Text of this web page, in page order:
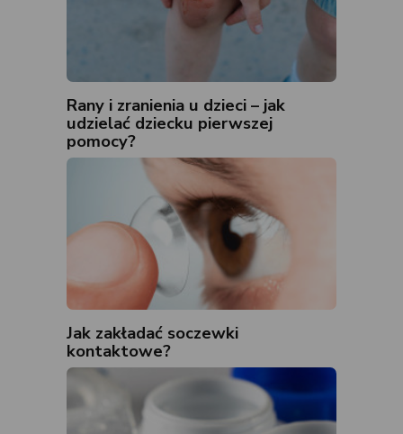
Rany i zranienia u dzieci – jak
udzielać dziecku pierwszej
pomocy?
Jak zakładać soczewki
kontaktowe?